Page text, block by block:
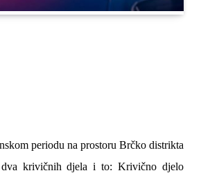
periodu na prostoru Brčko distrikta
krivičnih djela i to: Krivično djelo